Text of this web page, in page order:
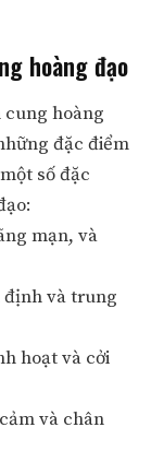
hoàng đạo
cung hoàng
đặc điểm
số đặc
mạn, và
định và trung
hoạt và cởi
và chân